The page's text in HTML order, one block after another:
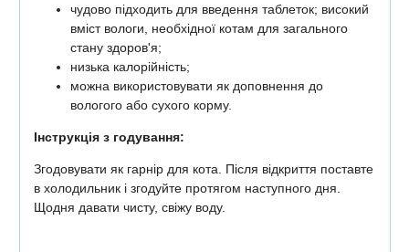
чудово підходить для введення таблеток; високий
вміст вологи, необхідної котам для загального
стану здоров'я;
низька калорійність;
можна використовувати як доповнення до
вологого або сухого корму.
Інструкція з годування:
Згодовувати як гарнір для кота. Після відкриття поставте
в холодильник і згодуйте протягом наступного дня.
Щодня давати чисту, свіжу воду.